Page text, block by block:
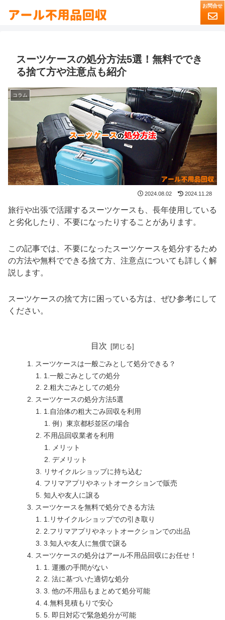
スーツケースの処分方法5選！無料ででき
る捨て方や注意点も紹介
コラム
2024.08.02 2024.11.28
旅行や出張で活躍するスーツケースも、長年使用している
と劣化したり、不要になったりすることがあります。
この記事では、不要になったスーツケースを処分するため
の方法や無料でできる捨て方、注意点についても詳しく解
説します。
スーツケースの捨て方に困っている方は、ぜひ参考にして
ください。
目次
スーツケースは一般ごみとして処分できる？
1.一般ごみとしての処分
2.粗大ごみとしての処分
スーツケースの処分方法5選
1.自治体の粗大ごみ回収を利用
例）東京都杉並区の場合
不用品回収業者を利用
メリット
デメリット
リサイクルショップに持ち込む
フリマアプリやネットオークションで販売
知人や友人に譲る
スーツケースを無料で処分できる方法
1.リサイクルショップでの引き取り
2.フリマアプリやネットオークションでの出品
3.知人や友人に無償で譲る
スーツケースの処分はアール不用品回収にお任せ！
1. 運搬の手間がない
2. 法に基づいた適切な処分
3. 他の不用品もまとめて処分可能
4.無料見積もりで安心
5. 即日対応で緊急処分が可能